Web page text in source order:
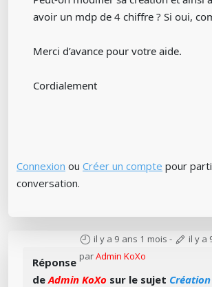
avoir un mdp de 4 chiffre ? Si oui,
Merci d’avance pour votre aide.
Cordialement
Connexion ou Créer un compte pour
conversation.
il y a 9 ans 1 mois - il y a
parAdmin KoXo
Réponse
deAdmin KoXo sur le sujet Création